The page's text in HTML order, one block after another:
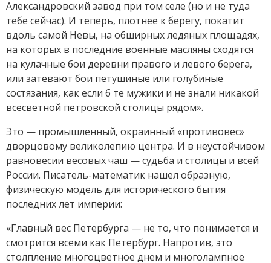
Александровский завод при том селе (но и не туда
тебе сейчас). И теперь, плотнее к берегу, покатит
вдоль самой Невы, на обширных ледяных площадях,
на которых в последние военные масляны сходятся
на кулачные бои деревни правого и левого берега,
или затевают бои петушиные или голубиные
состязания, как если б те мужики и не знали никакой
всесветной петровской столицы рядом».
Это — промышленный, окраинный «противовес»
дворцовому великолепию центра. И в неустойчивом
равновесии весовых чаш — судьба и столицы и всей
России. Писатель-математик нашел образную,
физическую модель для исторического бытия
последних лет империи:
«Главный вес Петербурга — не то, что понимается и
смотрится всеми как Петербург. Напротив, это
столпление многоцветное днем и многолампное